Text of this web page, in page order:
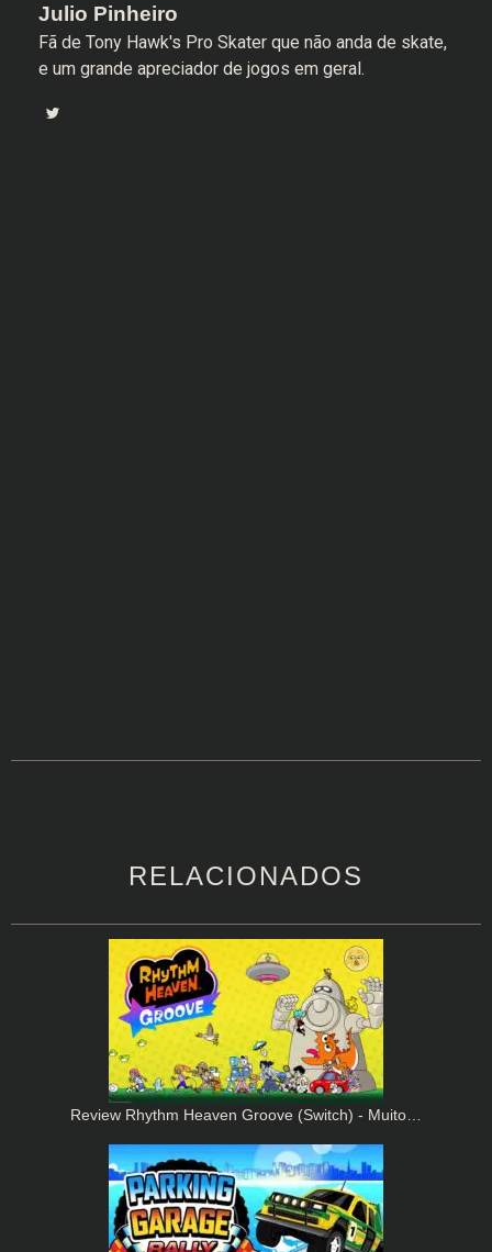
Julio Pinheiro
Fã de Tony Hawk's Pro Skater que não anda de skate,
e um grande apreciador de jogos em geral.
RELACIONADOS
Review Rhythm Heaven Groove (Switch) - Muito…